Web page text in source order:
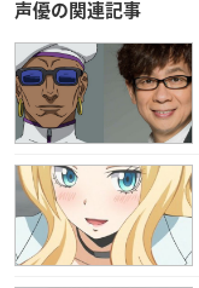
声優の関連記事